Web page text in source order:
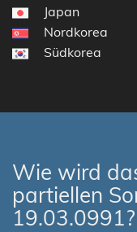
Japan
Nordkorea
Südkorea
Wie wird
partiellen
19.03.0991?